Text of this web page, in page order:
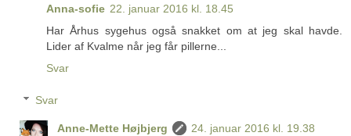
Anna-sofie 22. januar 2016 kl. 18.45
Har Århus sygehus også snakket om at jeg skal havde.
Lider af Kvalme når jeg får pillerne...
Svar
Svar
Anne-Mette Højbjerg
24. januar 2016 kl. 19.38